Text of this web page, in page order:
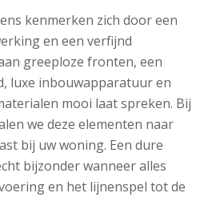
kenmerken zich door een
en een verfijnd
greeploze fronten, een
luxe inbouwapparatuur en
mooi laat spreken. Bij
we deze elementen naar
bij uw woning. Een dure
bijzonder wanneer alles
en het lijnenspel tot de